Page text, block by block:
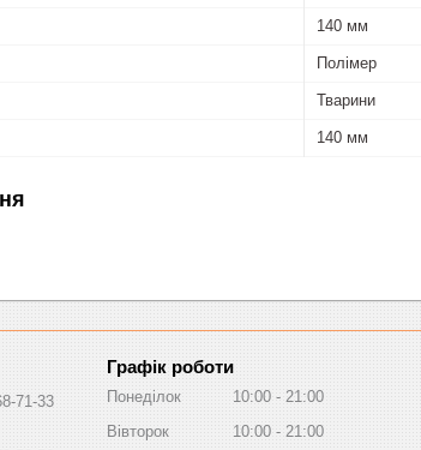
140 мм
Полімер
Тварини
140 мм
71-33
Графік роботи
Понеділок 10:00
21:00
Вівторок
10:00
21:00